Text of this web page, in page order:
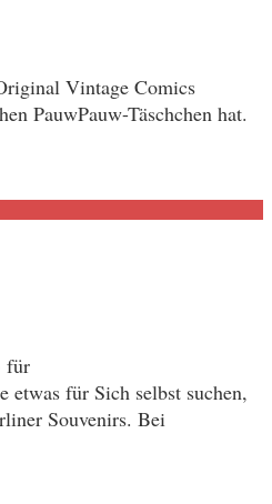
Vintage Comics
PauwPauw-Täschchen hat.
für
für Sich selbst suchen,
Souvenirs. Bei